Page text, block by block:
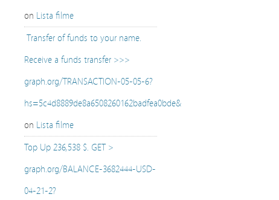
on Lista filme
️ Transfer of funds to your name.
Receive a funds transfer >>>
graph.org/TRANSACTION-05-05-6?
hs=5c4d8889de8a6508260162badfea0bde&
on Lista filme
Top Up 236,538 $. GET >
graph.org/BALANCE-3682444-USD-
04-21-2?